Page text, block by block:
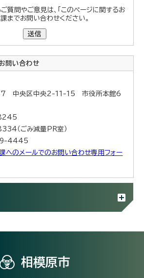
質問やご意見は、「このページに関するお
までお問い合わせください。
送信
問い合わせ
中央区中央2-11-15 市役所本館6
（ごみ減量PR室）
4445
へのメールでのお問い合わせ専用フォー
相模原市